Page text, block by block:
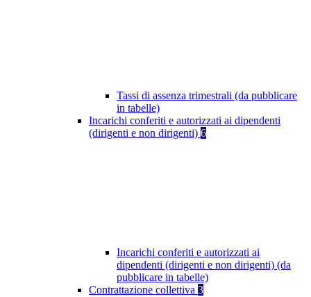
Tassi di assenza trimestrali (da pubblicare
in tabelle)
Incarichi conferiti e autorizzati ai dipendenti
(dirigenti e non dirigenti) 6
Incarichi conferiti e autorizzati ai
dipendenti (dirigenti e non dirigenti) (da
pubblicare in tabelle)
Contrattazione collettiva 3